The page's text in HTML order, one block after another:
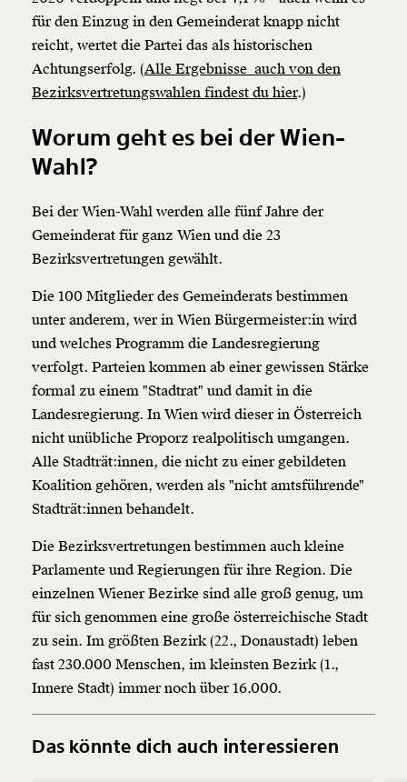
für den Einzug in den Gemeinderat knapp nicht
reicht, wertet die Partei das als historischen
Achtungserfolg. (Alle Ergebnisse auch von den
Bezirksvertretungswahlen findest du hier.)
Worum geht es bei der Wien-
Wahl?
Bei der Wien-Wahl werden alle fünf Jahre der
Gemeinderat für ganz Wien und die 23
Bezirksvertretungen gewählt.
Die 100 Mitglieder des Gemeinderats bestimmen
unter anderem, wer in Wien Bürgermeister:in wird
und welches Programm die Landesregierung
verfolgt. Parteien kommen ab einer gewissen Stärke
formal zu einem "Stadtrat" und damit in die
Landesregierung. In Wien wird dieser in Österreich
nicht unübliche Proporz realpolitisch umgangen.
Alle Stadträt:innen, die nicht zu einer gebildeten
Koalition gehören, werden als "nicht amtsführende"
Stadträt:innen behandelt.
Die Bezirksvertretungen bestimmen auch kleine
Parlamente und Regierungen für ihre Region. Die
einzelnen Wiener Bezirke sind alle groß genug, um
für sich genommen eine große österreichische Stadt
zu sein. Im größten Bezirk (22., Donaustadt) leben
fast 230.000 Menschen, im kleinsten Bezirk (1.,
Innere Stadt) immer noch über 16.000.
Das könnte dich auch interessieren